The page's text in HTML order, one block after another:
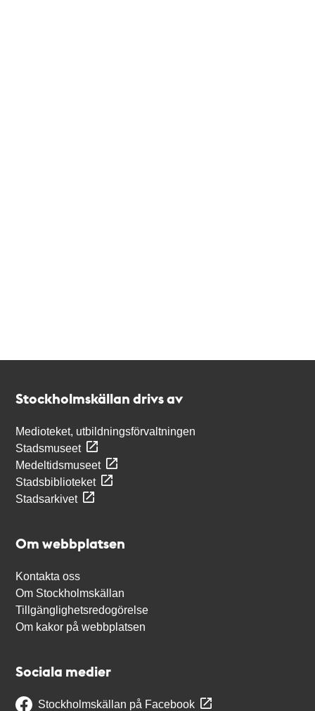
Stockholmskällan drivs av
Medioteket, utbildningsförvaltningen
Stadsmuseet
Medeltidsmuseet
Stadsbiblioteket
Stadsarkivet
Om webbplatsen
Kontakta oss
Om Stockholmskällan
Tillgänglighetsredogörelse
Om kakor på webbplatsen
Sociala medier
Stockholmskällan på Facebook